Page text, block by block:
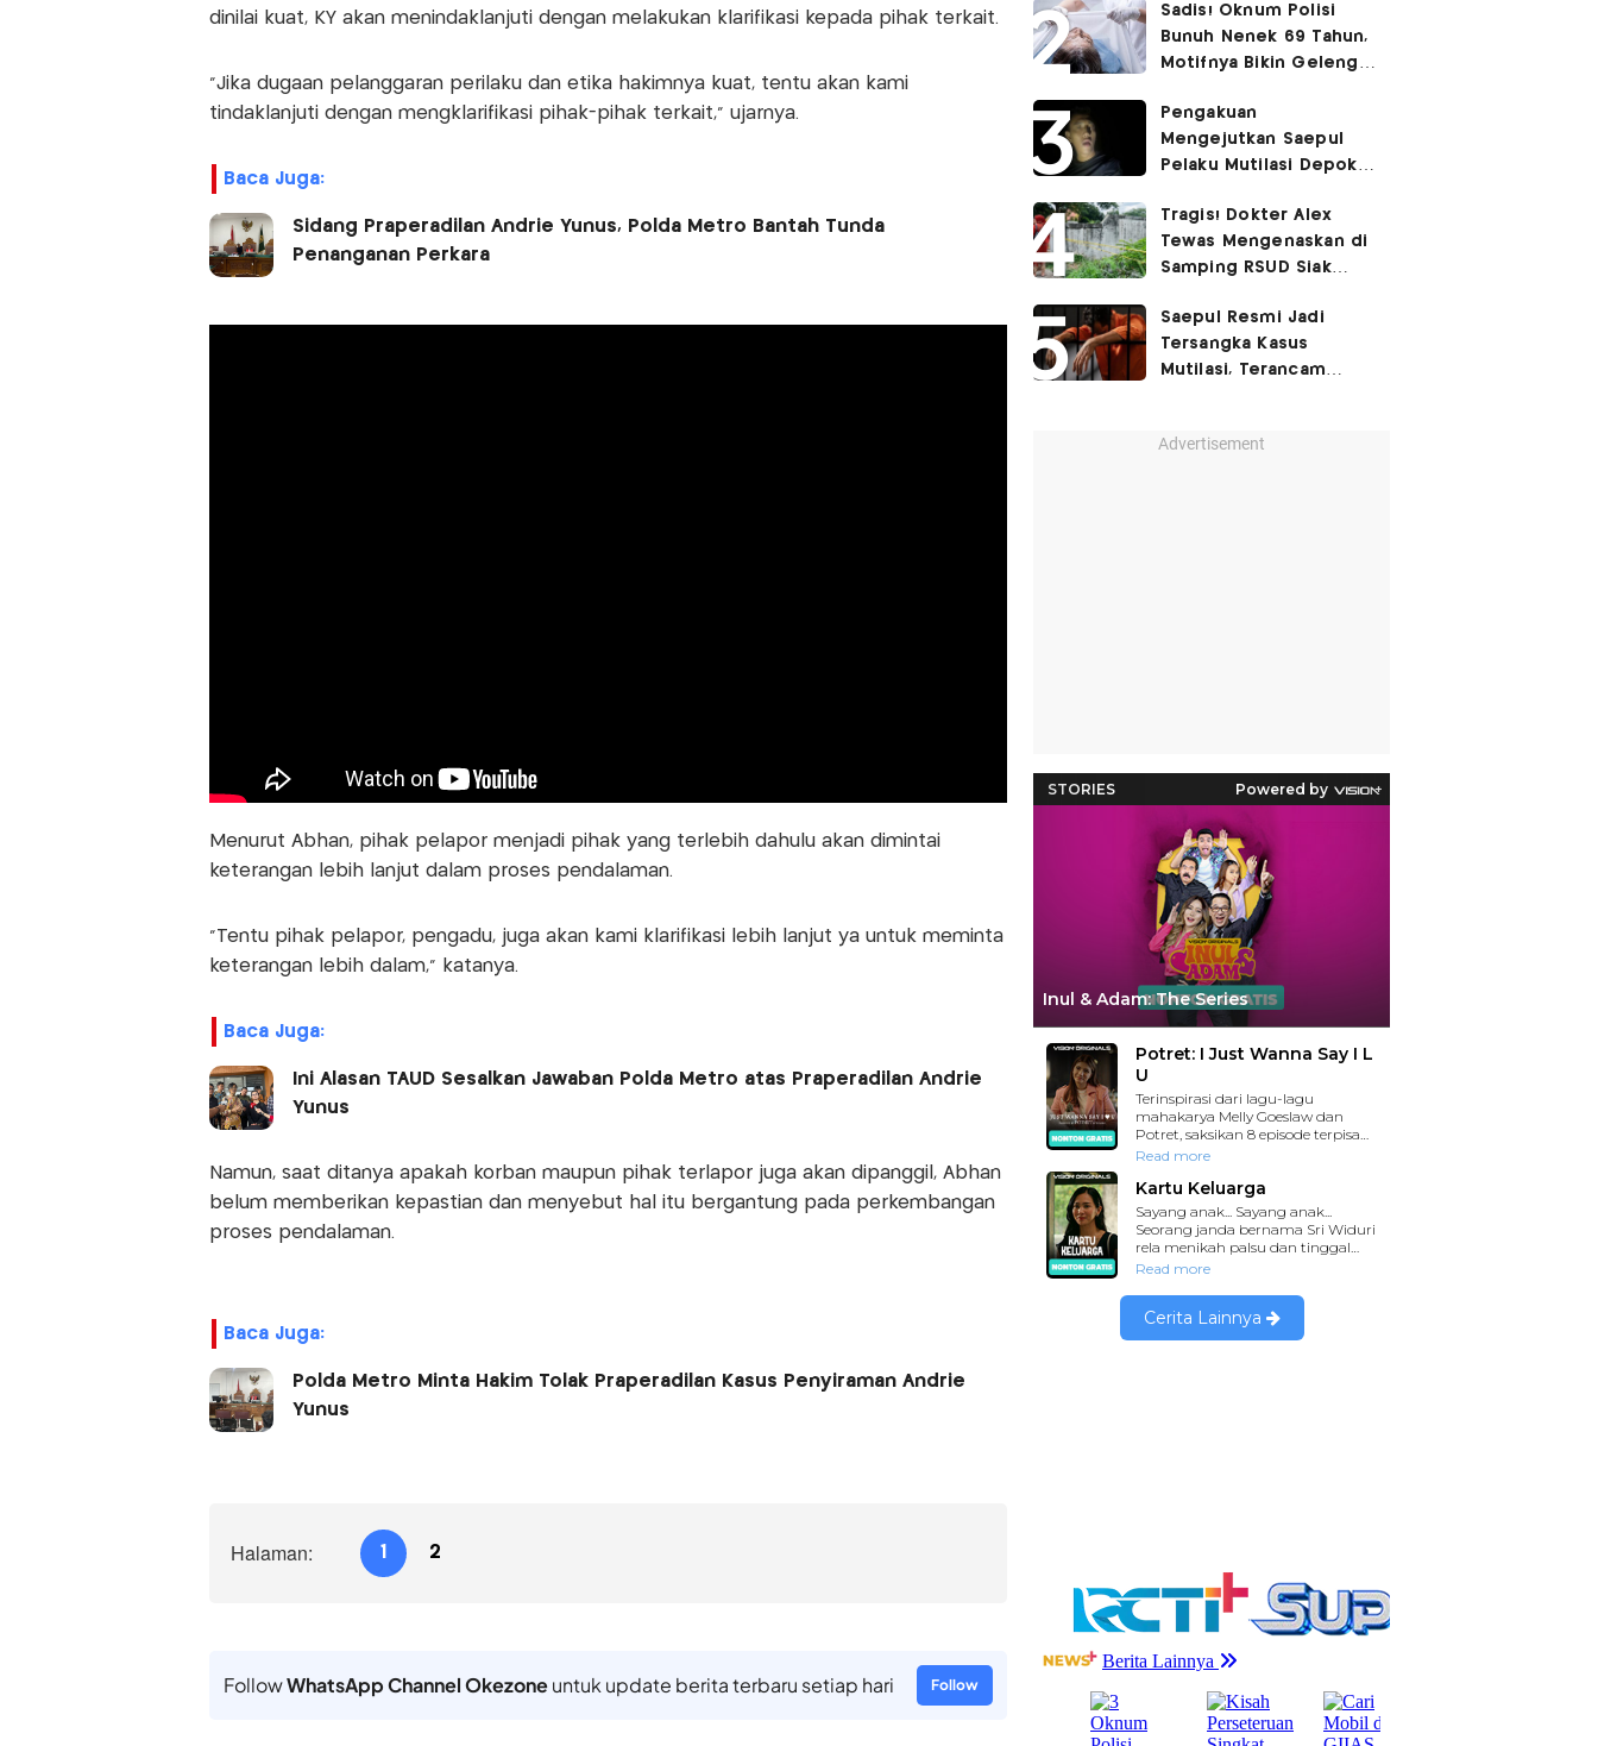
dinilai kuat, KY akan menindaklanjuti dengan melakukan klarifikasi kepada pihak terkait.
“Jika dugaan pelanggaran perilaku dan etika hakimnya kuat, tentu akan kami
tindaklanjuti dengan mengklarifikasi pihak-pihak terkait,” ujarnya.
Baca Juga:
Sidang Praperadilan Andrie Yunus, Polda Metro Bantah Tunda
Penanganan Perkara
Menurut Abhan, pihak pelapor menjadi pihak yang terlebih dahulu akan dimintai
keterangan lebih lanjut dalam proses pendalaman.
“Tentu pihak pelapor, pengadu, juga akan kami klarifikasi lebih lanjut ya untuk meminta
keterangan lebih dalam,” katanya.
Baca Juga:
Ini Alasan TAUD Sesalkan Jawaban Polda Metro atas Praperadilan Andrie
Yunus
Namun, saat ditanya apakah korban maupun pihak terlapor juga akan dipanggil, Abhan
belum memberikan kepastian dan menyebut hal itu bergantung pada perkembangan
proses pendalaman.
Baca Juga:
Polda Metro Minta Hakim Tolak Praperadilan Kasus Penyiraman Andrie
Yunus
Halaman: 1 2
FollowWhatsApp Channel Okezoneuntuk update berita terbaru setiap hari Follow
Pengembaliannya
Belum Utuh
Sadis! Oknum Polisi
Bunuh Nenek 69 Tahun,
Motifnya Bikin Geleng
Pengakuan
Mengejutkan Saepul
Pelaku Mutilasi Depok:
Korban di Kontrakan
Tragis! Dokter Alex
Tewas Mengenaskan di
Samping RSUD Siak
Rocuronium
Saepul Resmi Jadi
Tersangka Kasus
Mutilasi, Terancam
Advertisement